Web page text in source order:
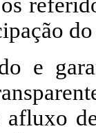
e
afluxo